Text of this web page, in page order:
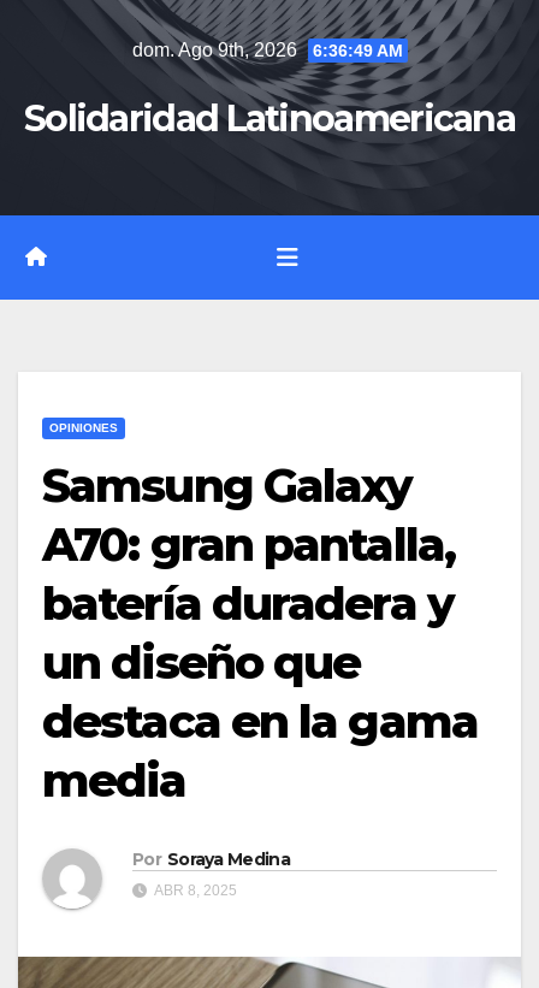
dom. Ago 9th, 2026 6:36:50 AM
Solidaridad Latinoamericana
OPINIONES
Samsung Galaxy
A70: gran pantalla,
batería duradera y
un diseño que
destaca en la gama
media
Por Soraya Medina
ABR 8, 2025